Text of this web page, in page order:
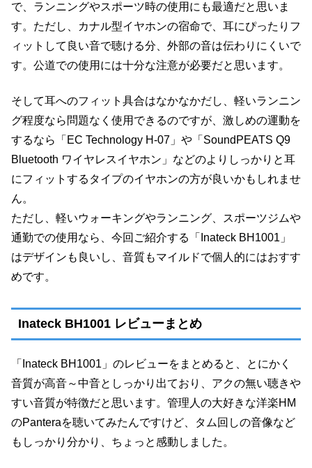
で、ランニングやスポーツ時の使用にも最適だと思いま
す。ただし、カナル型イヤホンの宿命で、耳にぴったりフ
ィットして良い音で聴ける分、外部の音は伝わりにくいで
す。公道での使用には十分な注意が必要だと思います。
そして耳へのフィット具合はなかなかだし、軽いランニン
グ程度なら問題なく使用できるのですが、激しめの運動を
するなら
「EC Technology H-07」や「SoundPEATS Q9
Bluetooth ワイヤレスイヤホン」などのよりしっかりと耳
にフィットするタイプのイヤホンの方が良いかもしれませ
ん。
ただし、軽いウォーキングやランニング、スポーツジムや
通勤での使用なら、今回ご紹介する「Inateck BH1001」
はデザインも良いし、音質もマイルドで個人的にはおすす
めです。
Inateck BH1001 レビューまとめ
「Inateck BH1001」のレビューをまとめると、とにかく
音質が高音～中音としっかり出ており、アクの無い聴きや
すい音質が特徴だと思います。管理人の大好きな洋楽HM
のPanteraを聴いてみたんですけど、タム回しの音像など
もしっかり分かり、ちょっと感動しました。